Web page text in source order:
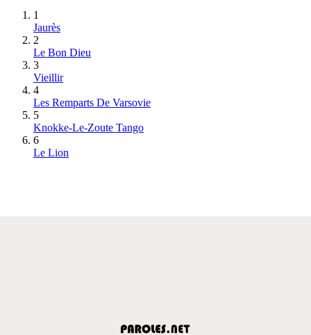
1
Jaurès
2
Le Bon Dieu
3
Vieillir
4
Les Remparts De Varsovie
5
Knokke-Le-Zoute Tango
6
Le Lion